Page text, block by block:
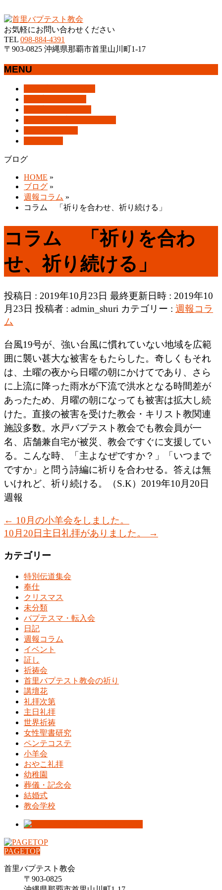
お気軽にお問い合わせください
TEL 098-884-4391
〒903-0825 沖縄県那覇市首里山川町1-17
MENU
す
ブログ
HOME »
ブログ »
週報コラム »
コラム 「祈りを合わせ、祈り続ける」
コラム 「祈りを合わ
せ、祈り続ける」
投稿日 : 2019年10月23日 最終更新日時 : 2019年10
月23日 投稿者 : admin_shuri カテゴリー : 週報コラ
ム
台風19号が、強い台風に慣れていない地域を広範
囲に襲い甚大な被害をもたらした。奇しくもそれ
は、土曜の夜から日曜の朝にかけてであり、さら
に上流に降った雨水が下流で洪水となる時間差が
あったため、月曜の朝になっても被害は拡大し続
けた。直接の被害を受けた教会・キリスト教関連
施設多数。水戸バプテスト教会でも教会員が一
名、店舗兼自宅が被災、教会ですぐに支援してい
る。こんな時、「主よなぜですか？」「いつまで
ですか」と問う詩編に祈りを合わせる。答えは無
いけれど、祈り続ける。（S.K）2019年10月20日
週報
← 10月の小羊会をしました。
10月20日主日礼拝がありました。
→
カテゴリー
特別伝道集会
奉仕
クリスマス
未分類
バプテスマ・転入会
日記
週報コラム
イベント
証し
祈祷会
首里バプテスト教会の祈り
講壇花
礼拝次第
主日礼拝
世界祈祷
女性聖書研究
ペンテコステ
小羊会
おやこ礼拝
幼稚園
葬儀・記念会
結婚式
教会学校
PAGETOP
首里バプテスト教会
〒903-0825